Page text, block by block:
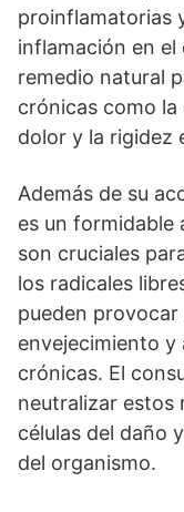
proinflamatorias
inflamación en
remedio natural
crónicas como
dolor y la rigidez
Además de su
es un formidable
son cruciales
los radicales
pueden
envejecimiento y
crónicas. El
neutralizar estos
células del daño
del organismo.